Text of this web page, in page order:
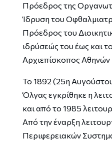
Πρόεδρος της
Ίδρυση του
Πρόεδρος του
ιδρύσεώς του έως και
Αρχιεπίσκοπος
Το 1892 (25η
Όλγας εγκρίθηκε η
και από το 1985
Από την έναρξη
Περιφερειακών